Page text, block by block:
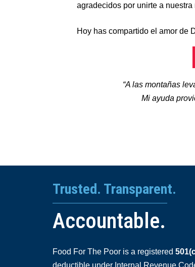
agradecidos por unirte a
Hoy has compartido el amor de
“A las montañas
Mi ayuda
Trusted. Transparent.
Accountable.
Food For The Poor is a registered
deductible under Internal Revenue